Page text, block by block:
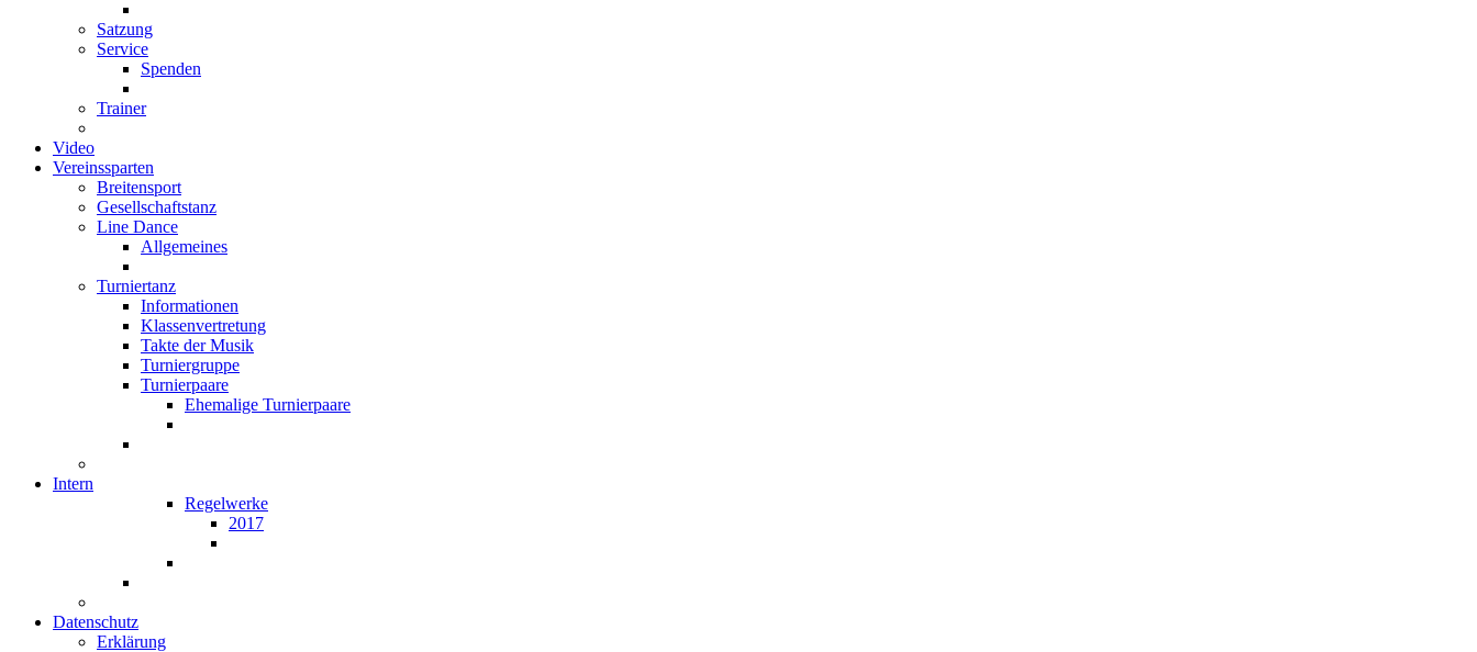
Satzung
Service
Spenden
Trainer
Video
Vereinssparten
Breitensport
Gesellschaftstanz
Line Dance
Allgemeines
Turniertanz
Informationen
Klassenvertretung
Takte der Musik
Turniergruppe
Turnierpaare
Ehemalige Turnierpaare
Intern
Regelwerke
2017
Datenschutz
Erklärung